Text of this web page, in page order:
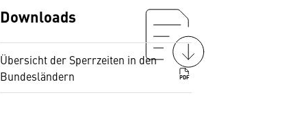
Downloads
Übersicht der Sperrzeiten in den
Bundesländern
PDF